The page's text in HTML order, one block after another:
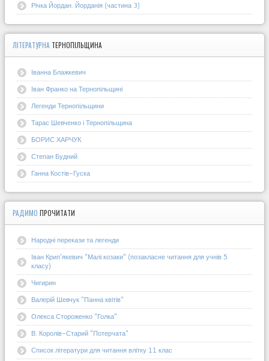
Річка Йордан. Йорданія (частина 3)
ЛІТЕРАТУРНА ТЕРНОПІЛЬЩИНА
Іванна Блажкевич
Іван Франко на Тернопільщині
Легенди Тернопільщини
Тарас Шевченко і Тернопільщина
БОРИС ХАРЧУК
Степан Будний
Ганна Костів-Гуска
РАДИМО ПРОЧИТАТИ
Народні перекази та легенди
Іван Крип'якевич "Малі козаки" (позакласне читання для учнів 5
класу)
Чигирин
Валерій Шевчук "Панна квітів"
Олекса Стороженко "Голка"
В. Королів-Старий "Потерчата"
Список літератури для читання влітку 11 клас